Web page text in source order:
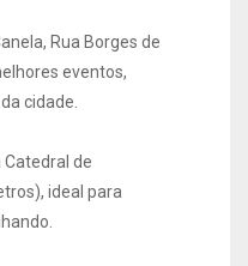
Rua Borges de
eventos,
cidade.
de
ideal para